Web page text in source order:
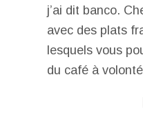
j’ai dit banco.
avec des plats
lesquels vous
du café à